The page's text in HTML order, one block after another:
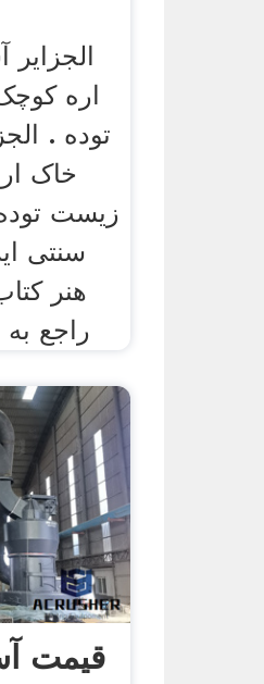
اره
توده .
خاک
زیست
سنتی‌
هنر
راجع به
قیمت